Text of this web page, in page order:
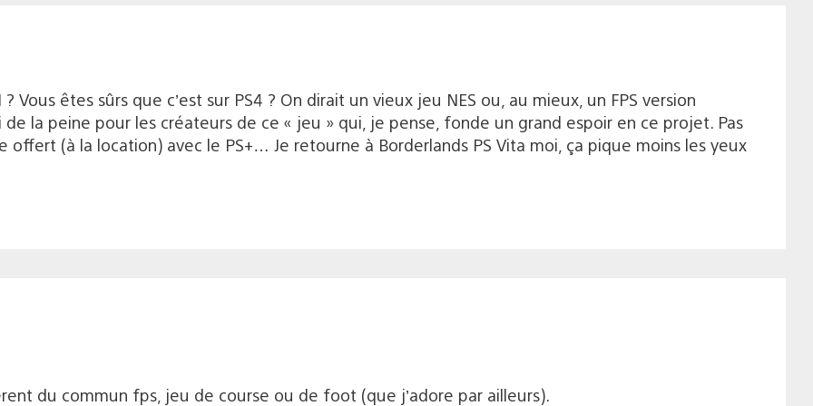
Vous êtes sûrs que c’est sur PS4 ? On dirait un vieux jeu NES ou, au mieux, un FPS version
de la peine pour les créateurs de ce « jeu » qui, je pense, fonde un grand espoir en ce projet. Pas
offert (à la location) avec le PS+… Je retourne à Borderlands PS Vita moi, ça pique moins les yeux
du commun fps, jeu de course ou de foot (que j’adore par ailleurs).